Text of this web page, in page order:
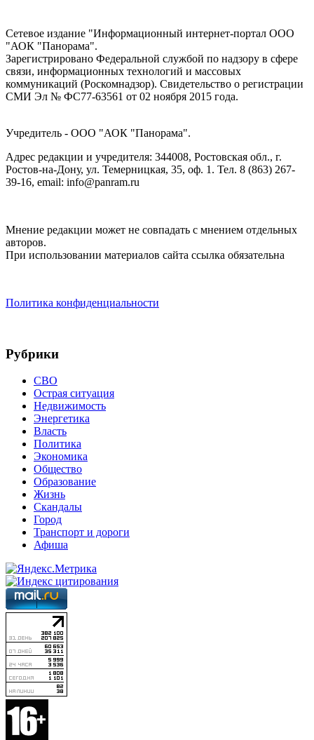
Сетевое издание "Информационный интернет-портал ООО
"АОК "Панорама".
Зарегистрировано Федеральной службой по надзору в сфере
связи, информационных технологий и массовых
коммуникаций (Роскомнадзор). Cвидетельство о регистрации
СМИ Эл № ФС77-63561 от 02 ноября 2015 года.
Учредитель - ООО "АОК "Панорама".
Адрес редакции и учредителя: 344008, Ростовская обл., г.
Ростов-на-Дону, ул. Темерницкая, 35, оф. 1. Тел. 8 (863) 267-
39-16, email: info@panram.ru
Мнение редакции может не совпадать с мнением отдельных
авторов.
При использовании материалов сайта ссылка обязательна
Политика конфиденциальности
Рубрики
СВО
Острая ситуация
Недвижимость
Энергетика
Власть
Политика
Экономика
Общество
Образование
Жизнь
Скандалы
Город
Транспорт и дороги
Афиша